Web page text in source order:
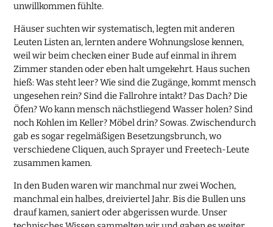
unwillkommen fühlte.
Häuser suchten wir systematisch, legten mit anderen
Leuten Listen an, lernten andere Wohnungslose kennen,
weil wir beim checken einer Bude auf einmal in ihrem
Zimmer standen oder eben halt umgekehrt. Haus suchen
hieß: Was steht leer? Wie sind die Zugänge, kommt mensch
ungesehen rein? Sind die Fallrohre intakt? Das Dach? Die
Öfen? Wo kann mensch nächstliegend Wasser holen? Sind
noch Kohlen im Keller? Möbel drin? Sowas. Zwischendurch
gab es sogar regelmäßigen Besetzungsbrunch, wo
verschiedene Cliquen, auch Sprayer und Freetech-Leute
zusammen kamen.
In den Buden waren wir manchmal nur zwei Wochen,
manchmal ein halbes, dreiviertel Jahr. Bis die Bullen uns
drauf kamen, saniert oder abgerissen wurde. Unser